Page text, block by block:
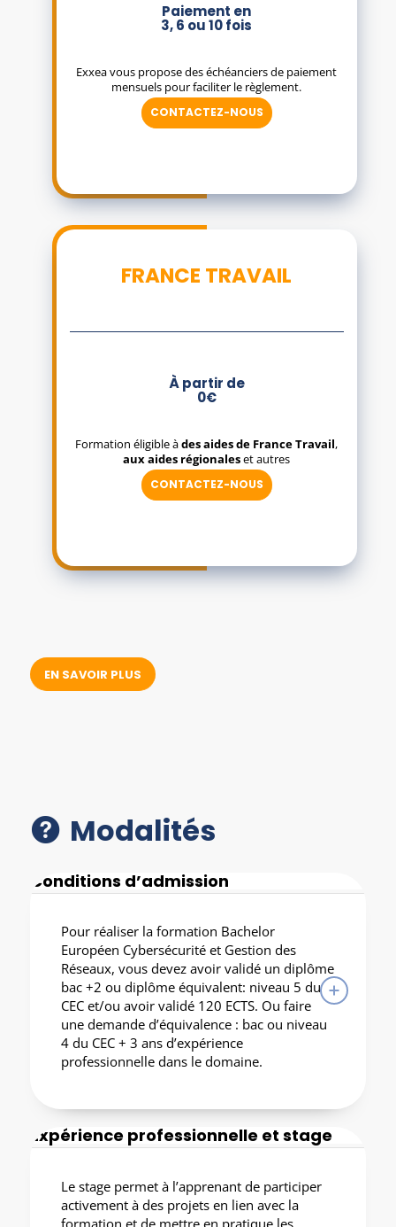
Paiement en
3, 6 ou 10 fois
Exxea vous propose des échéanciers de paiement
mensuels pour faciliter le règlement.
CONTACTEZ-NOUS
FRANCE TRAVAIL
À partir de
0€
Formation éligible àdes aides de France Travail,
aux aides régionaleset autres
CONTACTEZ-NOUS
EN SAVOIR PLUS
Modalités
Conditions d’admission
Pour réaliser la formation Bachelor
Européen Cybersécurité et Gestion des
Réseaux, vous devez avoir validé un diplôme
bac +2 ou diplôme équivalent: niveau 5 du
CEC et/ou avoir validé 120 ECTS. Ou faire
une demande d’équivalence : bac ou niveau
4 du CEC + 3 ans d’expérience
professionnelle dans le domaine.
Expérience professionnelle et stage
Le stage permet à l’apprenant de participer
activement à des projets en lien avec la
formation et de mettre en pratique les